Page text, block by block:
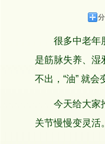
很多中老年朋
是筋脉失养、
不出，“油” 就
今天给大家推
关节慢慢变灵活